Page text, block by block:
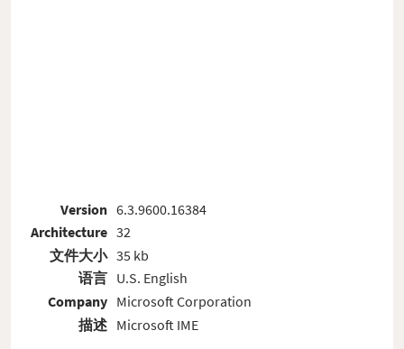
Version
Architecture
文件大小
语言
Company
描述
6.3.9600.16384
32
35 kb
U.S. English
Microsoft Corporation
Microsoft IME